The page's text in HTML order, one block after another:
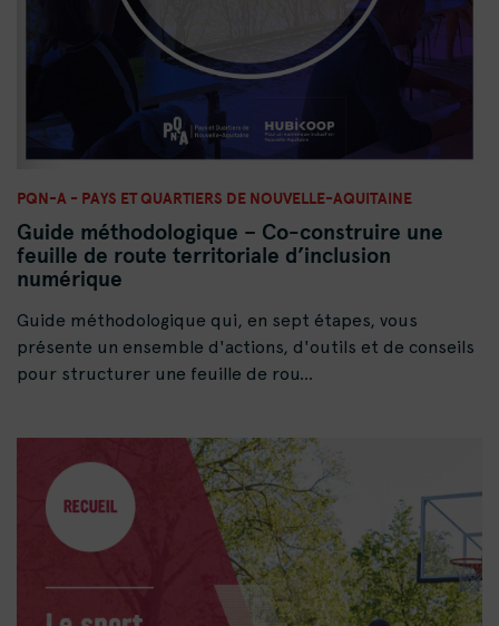
PQN-A - PAYS ET QUARTIERS DE NOUVELLE-AQUITAINE
Guide méthodologique – Co-construire une
feuille de route territoriale d’inclusion
numérique
Guide méthodologique qui, en sept étapes, vous
présente un ensemble d'actions, d'outils et de conseils
pour structurer une feuille de rou...